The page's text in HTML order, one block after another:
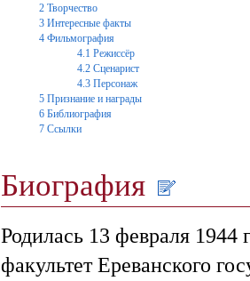
2 Творчество
3 Интересные факты
4 Фильмография
4.1 Режиссёр
4.2 Сценарист
4.3 Персонаж
5 Признание и награды
6 Библиография
7 Ссылки
Биография
Родилась 13 февраля 1944
факультет Ереванского